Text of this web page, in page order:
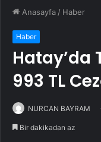
Anasayfa / Haber
Haber
Hatay’da
993 TL
NURCAN BAYRAM
Bir dakikadan az